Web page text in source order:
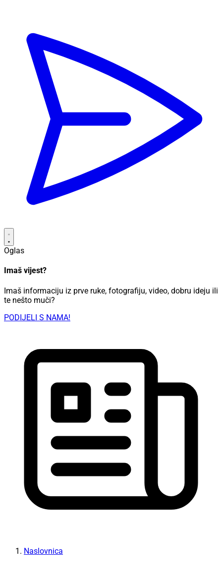
Oglas
Imaš vijest?
Imaš informaciju iz prve ruke, fotografiju, video, dobru ideju ili
te nešto muči?
PODIJELI S NAMA!
Naslovnica